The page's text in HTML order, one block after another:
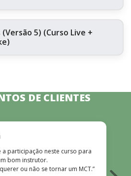
5) (Curso Live +
DE CLIENTES
a participação neste curso para
bom instrutor.
ou não se tornar um MCT.”